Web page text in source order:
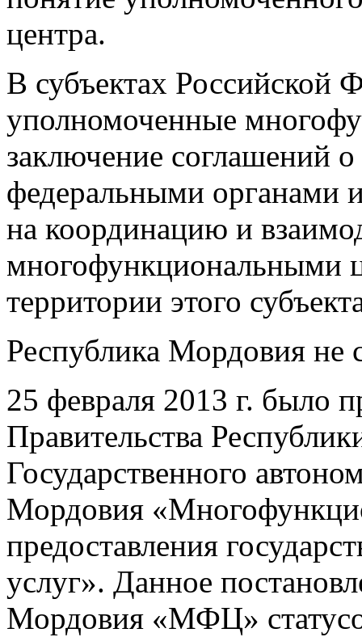
центра.
В субъектах Российской
уполномоченные
заключение соглашений
федеральными органами
на координацию и
многофункциональными
территории этого
Республика Мордовия не
25 февраля 2013 г. было
Правительства
Государственного
Мордовия
предоставления
услуг». Данное
Мордовия «МФЦ»